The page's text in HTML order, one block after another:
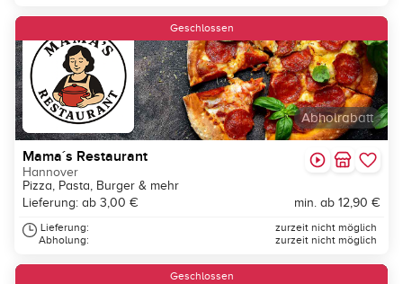
Abholrabatt
Geschlossen
Mama´s Restaurant
Hannover
Pizza, Pasta, Burger & mehr
Lieferung: ab 3,00 €
min. ab 12,90 €
Lieferung:
Abholung:
zurzeit nicht möglich
zurzeit nicht möglich
Geschlossen